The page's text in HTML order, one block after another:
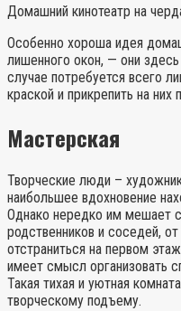
Домашний кинотеатр на
Особенно хороша идея
лишенного окон, — они
случае потребуется всего
краской и прикрепить на них
Мастерская
Творческие люди –
наибольшее вдохновение
Однако нередко им мешает
родственников и соседей,
отстраниться на первом
имеет смысл организовать
Такая тихая и уютная
творческому подъему.